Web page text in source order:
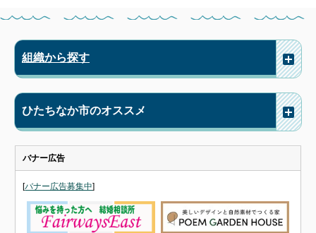
組織から探す
ひたちなか市のオススメ
バナー広告
[バナー広告募集中]